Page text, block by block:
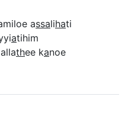
assalihati
atihim
thee kanoe